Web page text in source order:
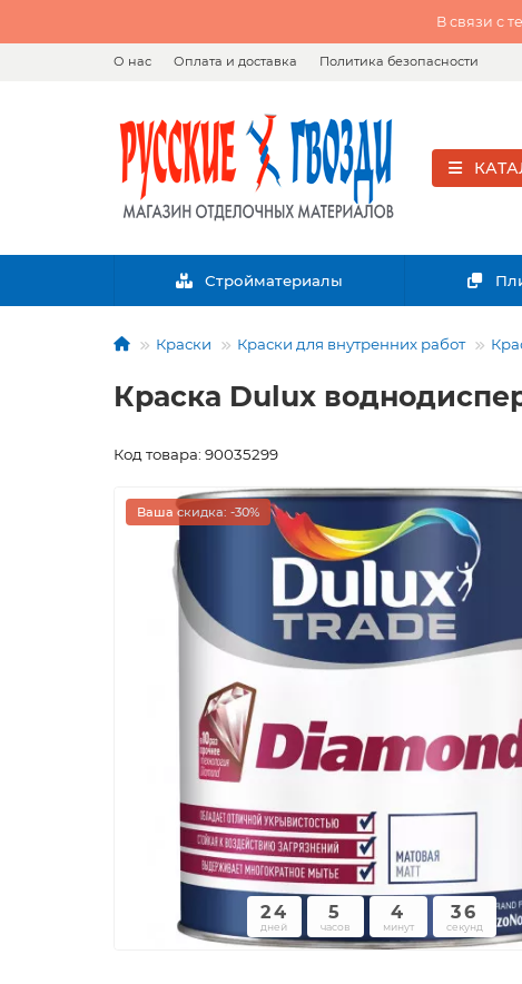
В связи с
О нас Оплата и доставка Политика безопасности
Стройматериалы
Краски Краски для внутренних работ
Краска Dulux
Код товара: 90035299
Ваша скидка: -30%
24
дней
5
часов
4
минут
35
секунд